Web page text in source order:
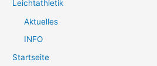
Leichtathletik
Aktuelles
INFO
Startseite